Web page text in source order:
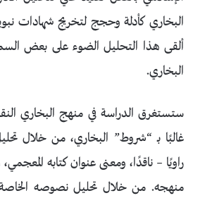
البخاري كأدلة وحجج لتخريج شهادات
ألقى هذا التحليل الضوء على بعض
البخاري.
ستستغرق الدراسة في منهج البخاري
غالبًا بـ “شروط” البخاري، من خلال
راويًا – ناقدًا، ومعنى عنوان كتابه
منهجه. من خلال تحليل نصوصه